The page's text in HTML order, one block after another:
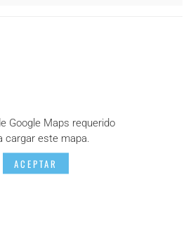
Google Maps requerido
cargar este mapa.
ACEPTAR